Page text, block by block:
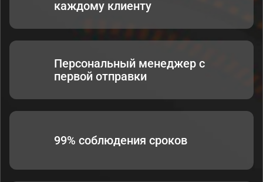
каждому клиенту
Персональный менеджер с
первой отправки
99% соблюдения сроков